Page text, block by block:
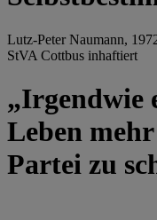
Lutz-Peter Naumann,
StVA Cottbus inhaftiert
„Irgendwie
Leben
Partei zu